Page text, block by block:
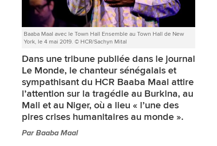
Baaba Maal avec le Town Hall Ensemble au Town Hall de New
York, le 4 mai 2019. © HCR/Sachyn Mital
Dans une tribune publiée dans le journal
Le Monde, le chanteur sénégalais et
sympathisant du HCR Baaba Maal attire
l’attention sur la tragédie au Burkina, au
Mali et au Niger, où a lieu « l’une des
pires crises humanitaires au monde ».
Par Baaba Maal